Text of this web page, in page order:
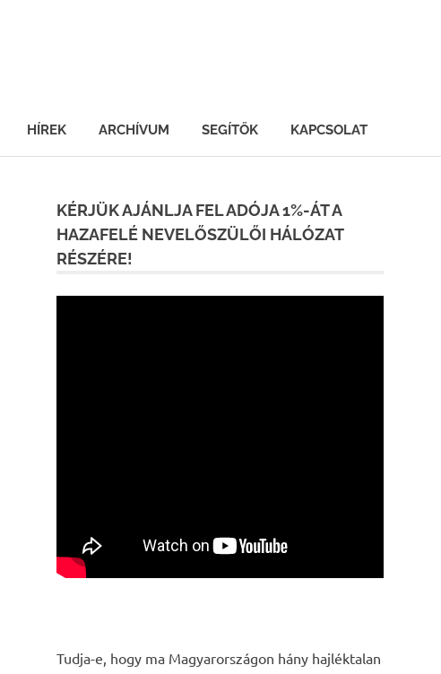
HÍREK ARCHÍVUM SEGÍTŐK KAPCSOLAT
KÉRJÜK AJÁNLJA FEL ADÓJA 1%-ÁT A
HAZAFELÉ NEVELŐSZÜLŐI HÁLÓZAT
RÉSZÉRE!
Tudja-e, hogy ma Magyarországon hány hajléktalan